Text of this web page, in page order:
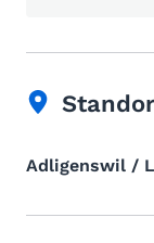
Adligenswil /